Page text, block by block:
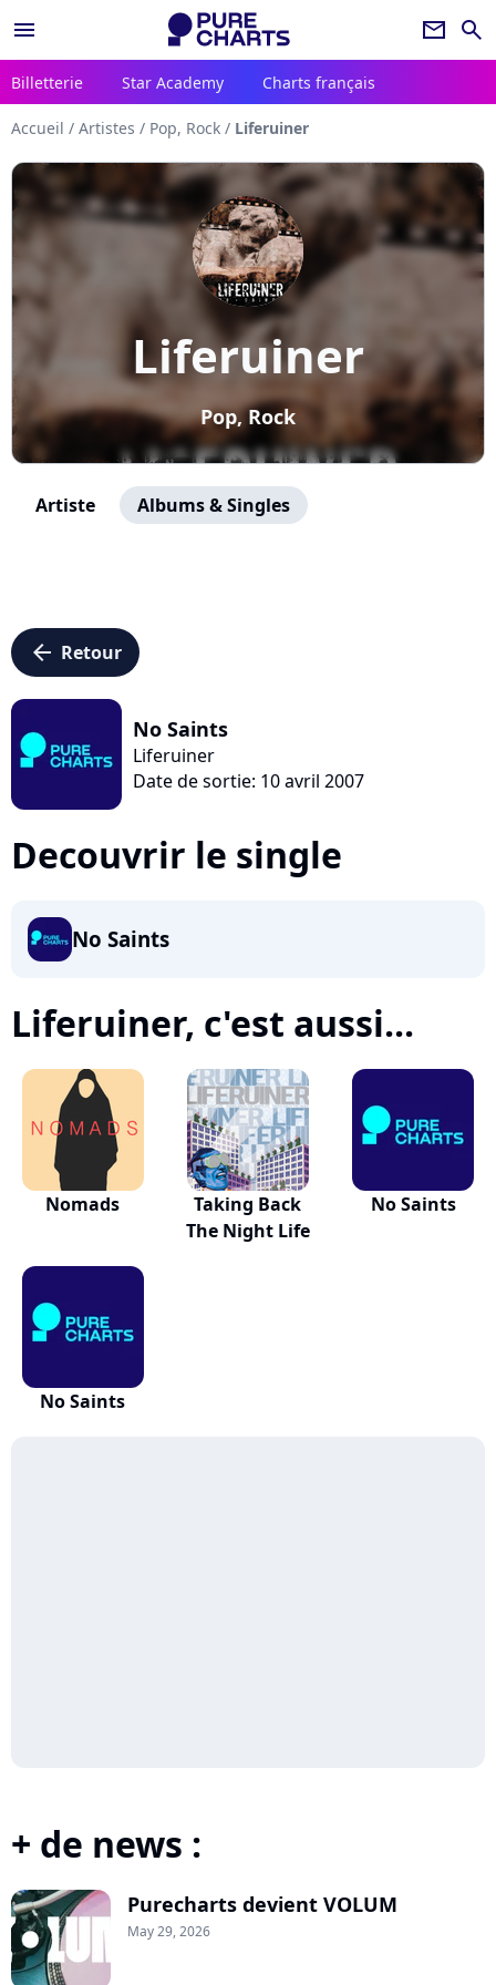
menu newsletter search
Billetterie Star Academy Charts français
Accueil / Artistes / Pop, Rock / Liferuiner
Liferuiner
Pop, Rock
Artiste Albums & Singles
arrow_left Retour
No Saints
Liferuiner
Date de sortie: 10 avril 2007
Decouvrir le single
No Saints
Liferuiner, c'est aussi...
Nomads
Taking Back
The Night Life
No Saints
No Saints
+ de news :
Purecharts devient VOLUM
May 29, 2026